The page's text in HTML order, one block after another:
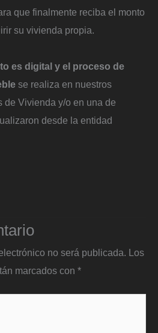
que finalmente reciba el monto
su vivienda propia.
es digital y el proceso de
se realiza en nuestros
de Vivienda y/o en una de
desde la entidad
no será publicada. Los
marcados con *